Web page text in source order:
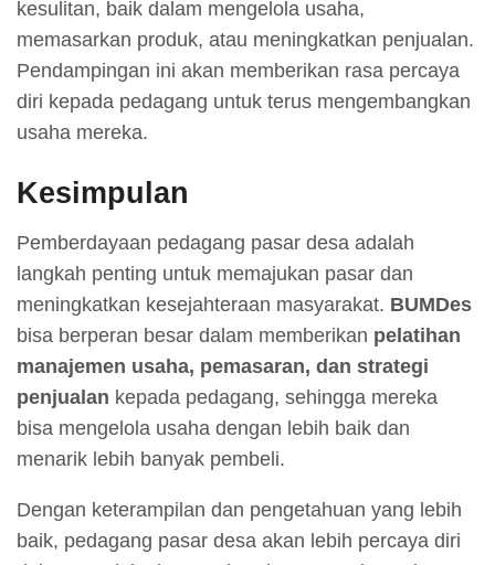
kesulitan, baik dalam mengelola usaha,
memasarkan produk, atau meningkatkan penjualan.
Pendampingan ini akan memberikan rasa percaya
diri kepada pedagang untuk terus mengembangkan
usaha mereka.
Kesimpulan
Pemberdayaan pedagang pasar desa adalah
langkah penting untuk memajukan pasar dan
meningkatkan kesejahteraan masyarakat. BUMDes
bisa berperan besar dalam memberikan pelatihan
manajemen usaha, pemasaran, dan strategi
penjualan kepada pedagang, sehingga mereka
bisa mengelola usaha dengan lebih baik dan
menarik lebih banyak pembeli.
Dengan keterampilan dan pengetahuan yang lebih
baik, pedagang pasar desa akan lebih percaya diri